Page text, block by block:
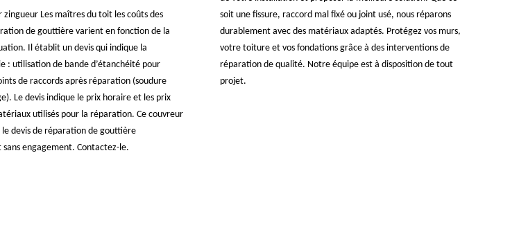
zingueur Les maîtres du toit les coûts des
de gouttière varient en fonction de la
Il établit un devis qui indique la
: utilisation de bande d’étanchéité pour
de raccords après réparation (soudure
Le devis indique le prix horaire et les prix
utilisés pour la réparation. Ce couvreur
devis de réparation de gouttière
engagement. Contactez-le.
soit une fissure, raccord mal fixé ou joint usé, nous réparons
durablement avec des matériaux adaptés. Protégez vos murs,
votre toiture et vos fondations grâce à des interventions de
réparation de qualité. Notre équipe est à disposition de tout
projet.